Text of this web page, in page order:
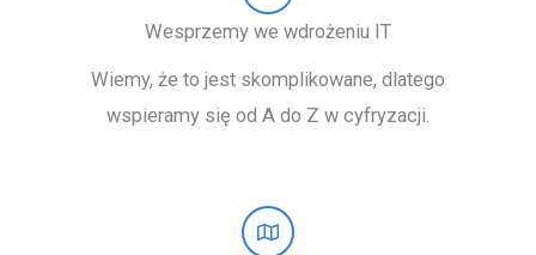
Wesprzemy we wdrożeniu IT
Wiemy, że to jest skomplikowane, dlatego
wspieramy się od A do Z w cyfryzacji.